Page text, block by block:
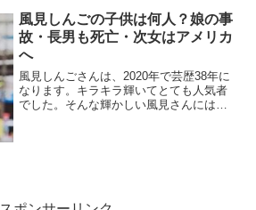
風見しんごの子供は何人？娘の事
故・長男も死亡・次女はアメリカ
へ
風見しんごさんは、2020年で芸歴38年に
なります。キラキラ輝いてとても人気者
でした。そんな輝かしい風見さんには忘